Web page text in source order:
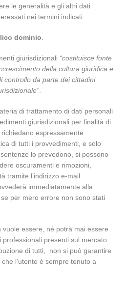
le generalità e gli altri dati
nei termini indicati.
dominio
giurisdizionali “costituisce fonte
della cultura giuridica e
controllo da parte dei cittadini
di trattamento di dati personali
giurisdizionali per finalità di
espressamente
di tutti i provvedimenti, e solo
lo prevedono, si possono
oscuramenti e rimozioni,
tramite l’indirizzo e-mail
immediatamente alla
per mero errore non sono stati
essere, né potrà mai essere
professionali presenti sul mercato.
di tutti, non si può garantire
l’utente è sempre tenuto a